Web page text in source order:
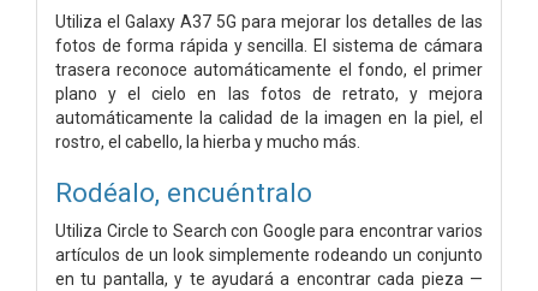
Utiliza el Galaxy A37 5G para mejorar los detalles de las
fotos de forma rápida y sencilla. El sistema de cámara
trasera reconoce automáticamente el fondo, el primer
plano y el cielo en las fotos de retrato, y mejora
automáticamente la calidad de la imagen en la piel, el
rostro, el cabello, la hierba y mucho más.
Rodéalo, encuéntralo
Utiliza Circle to Search con Google para encontrar varios
artículos de un look simplemente rodeando un conjunto
en tu pantalla, y te ayudará a encontrar cada pieza —